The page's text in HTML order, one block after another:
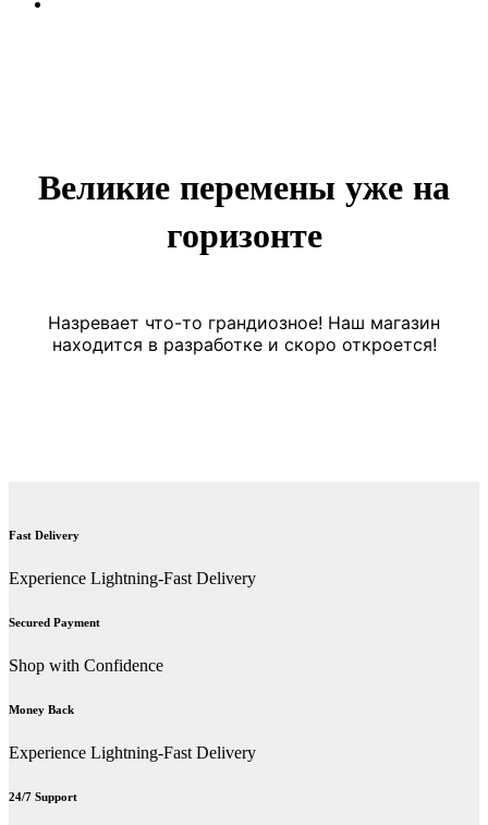
Великие перемены уже на
горизонте
Назревает что-то грандиозное! Наш магазин
находится в разработке и скоро откроется!
Fast Delivery
Experience Lightning-Fast Delivery
Secured Payment
Shop with Confidence
Money Back
Experience Lightning-Fast Delivery
24/7 Support